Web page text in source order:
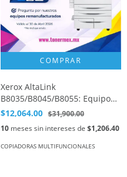
Xerox AltaLink
B8035/B8045/B8055: Equipo
Multifunción de la Serie B8000
$12,064.00 $31,900.00
10meses sin intereses de $1,206.40
COPIADORAS MULTIFUNCIONALES